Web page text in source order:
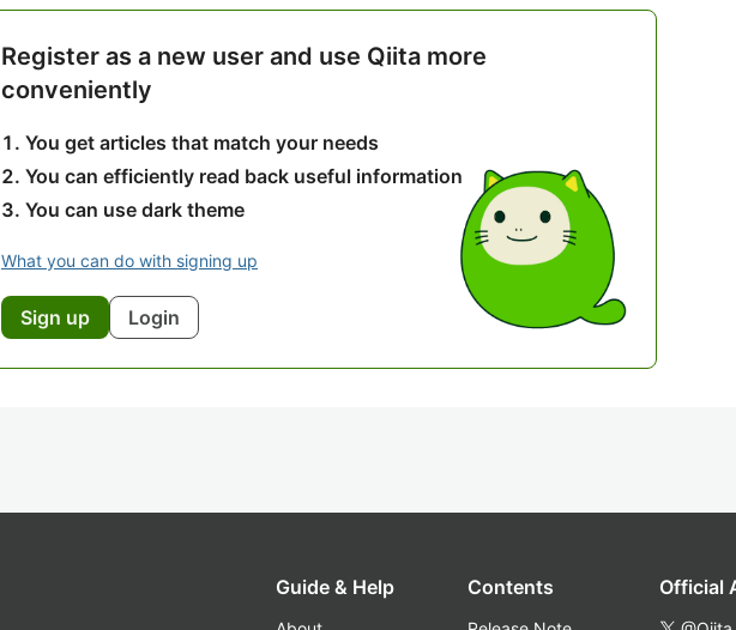
Register as a new user and use Qiita more
conveniently
You get articles that match your needs
You can efficiently read back useful information
You can use dark theme
What you can do with signing up
Sign up Login
Guide & Help Contents Official